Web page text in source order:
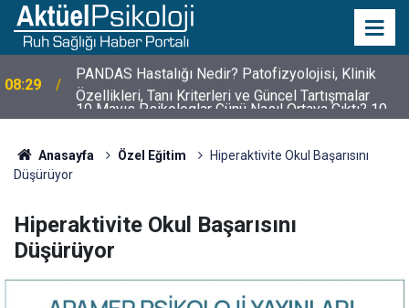
10:30
10 Mayıs Psikologlar Günü Nasıl Ortaya Çıktı? 10
Mayıs Tarihinin Hikayesi
Anasayfa Özel Eğitim
Hiperaktivite Okul Başarısını
Düşürüyor
Hiperaktivite Okul Başarısını
Düşürüyor